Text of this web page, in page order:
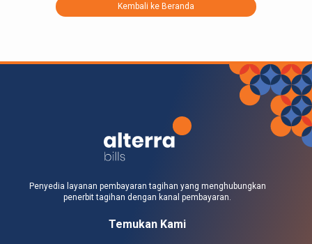
Kembali ke Beranda
Penyedia layanan pembayaran tagihan yang menghubungkan
penerbit tagihan dengan kanal pembayaran.
Temukan Kami